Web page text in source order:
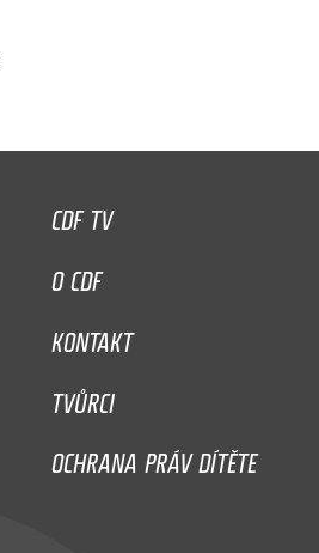
CDF TV
O CDF
KONTAKT
TVŮRCI
OCHRANA PRÁV DÍTĚTE